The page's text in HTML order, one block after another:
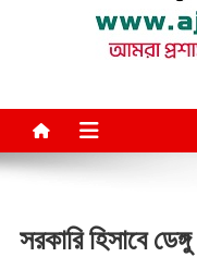
সরকারি হিসাবে